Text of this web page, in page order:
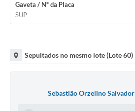
Gaveta / Nº da Placa
SUP
Sepultados no mesmo lote (Lote 60)
Sebastião Orzelino Salvador